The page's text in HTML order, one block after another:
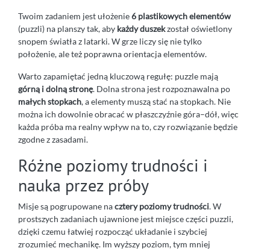
Twoim zadaniem jest ułożenie6 plastikowych elementów
(puzzli) na planszy tak, aby każdy duszekzostał oświetlony
snopem światła z latarki. W grze liczy się nie tylko
położenie, ale też poprawna orientacja elementów.
Warto zapamiętać jedną kluczową regułę: puzzle mają
górną i dolną stronę. Dolna strona jest rozpoznawalna po
małych stopkach, a elementy muszą stać na stopkach. Nie
można ich dowolnie obracać w płaszczyźnie góra–dół, więc
każda próba ma realny wpływ na to, czy rozwiązanie będzie
zgodne z zasadami.
Różne poziomy trudności i
nauka przez próby
Misje są pogrupowane nacztery poziomy trudności. W
prostszych zadaniach ujawnione jest miejsce części puzzli,
dzięki czemu łatwiej rozpocząć układanie i szybciej
zrozumieć mechanikę. Im wyższy poziom, tym mniej